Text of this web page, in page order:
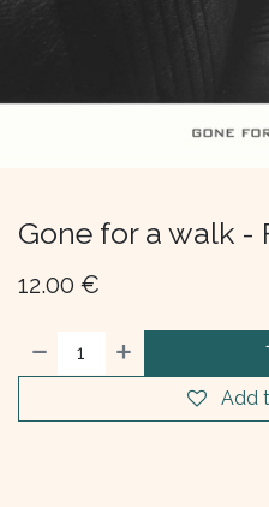
Gone for a walk -
12.00 €
Add